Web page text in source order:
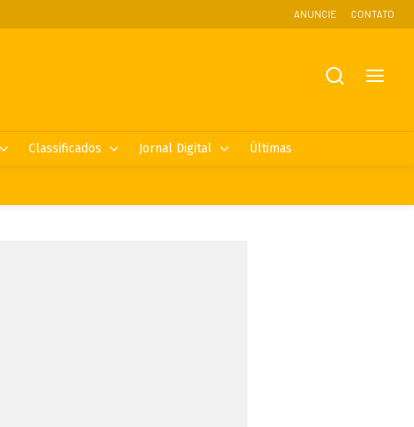
ANUNCIE CONTATO
Classificados Jornal Digital Últimas